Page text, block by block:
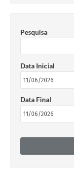
Pesquisa
Data Inicial
Data Final